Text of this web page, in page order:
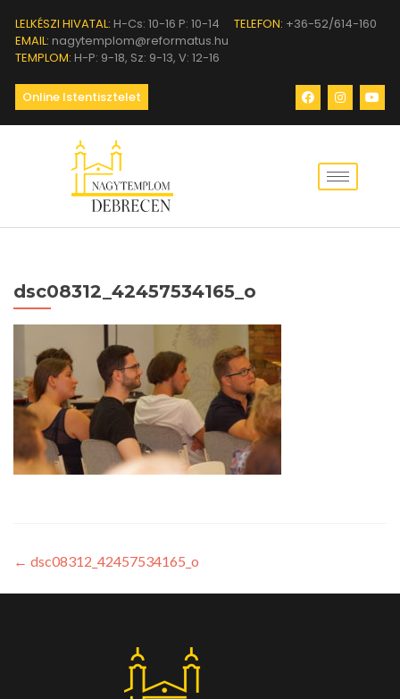
LELKÉSZI HIVATAL: H-Cs: 10-16 P: 10-14 TELEFON: +36-52/614-160
EMAIL: nagytemplom@reformatus.hu
TEMPLOM: H-P: 9-18, Sz: 9-13, V: 12-16
Online Istentisztelet
dsc08312_42457534165_o
← dsc08312_42457534165_o